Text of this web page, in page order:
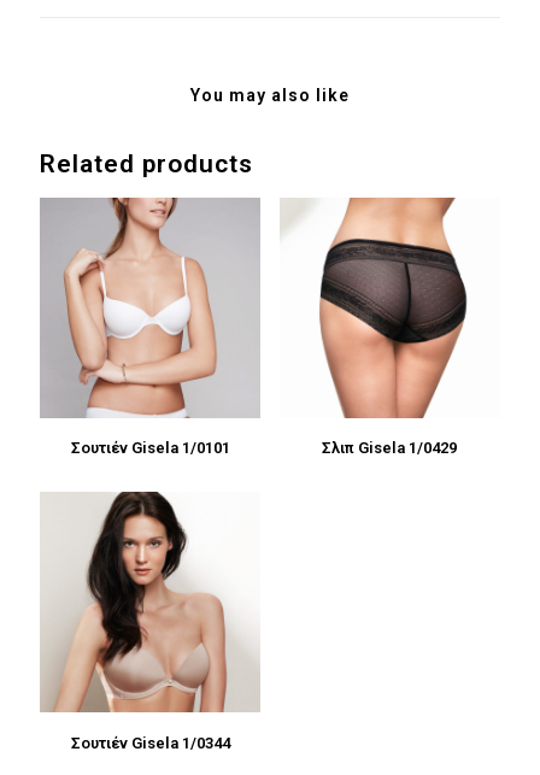
You may also like
Related products
Σουτιέν Gisela 1/0101 Σλιπ Gisela 1/0429
Σουτιέν Gisela 1/0344